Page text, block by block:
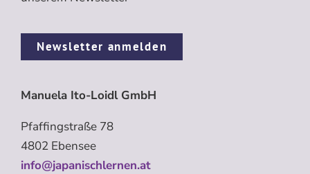
Newsletter anmelden
Manuela Ito-Loidl GmbH
Pfaffingstraße 78
4802 Ebensee
info@japanischlernen.at